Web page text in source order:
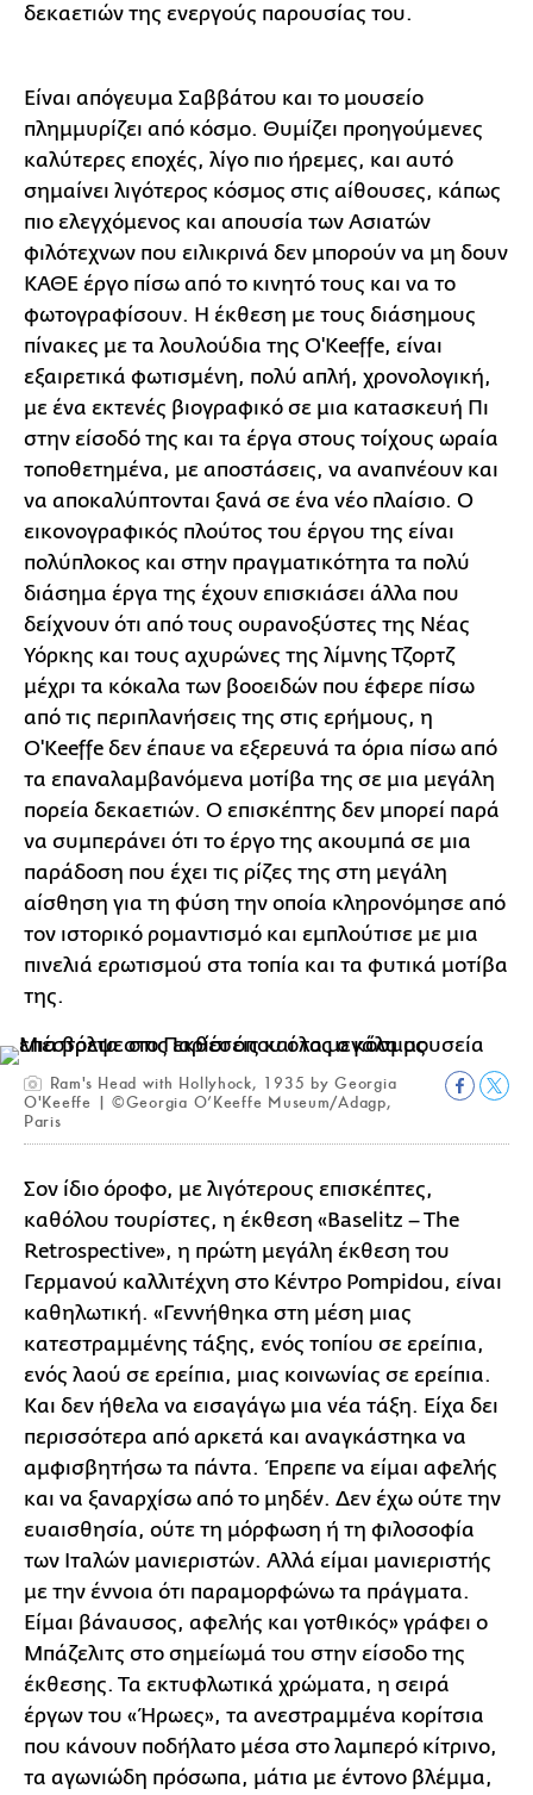
δεκαετιών της ενεργούς παρουσίας του.
Είναι απόγευμα Σαββάτου και το μουσείο
πλημμυρίζει από κόσμο. Θυμίζει προηγούμενες
καλύτερες εποχές, λίγο πιο ήρεμες, και αυτό
σημαίνει λιγότερος κόσμος στις αίθουσες, κάπως
πιο ελεγχόμενος και απουσία των Ασιατών
φιλότεχνων που ειλικρινά δεν μπορούν να μη δουν
ΚΑΘΕ έργο πίσω από το κινητό τους και να το
φωτογραφίσουν. Η έκθεση με τους διάσημους
πίνακες με τα λουλούδια της O'Keeffe, είναι
εξαιρετικά φωτισμένη, πολύ απλή, χρονολογική,
με ένα εκτενές βιογραφικό σε μια κατασκευή Πι
στην είσοδό της και τα έργα στους τοίχους ωραία
τοποθετημένα, με αποστάσεις, να αναπνέουν και
να αποκαλύπτονται ξανά σε ένα νέο πλαίσιο. Ο
εικονογραφικός πλούτος του έργου της είναι
πολύπλοκος και στην πραγματικότητα τα πολύ
διάσημα έργα της έχουν επισκιάσει άλλα που
δείχνουν ότι από τους ουρανοξύστες της Νέας
Υόρκης και τους αχυρώνες της λίμνης Τζορτζ
μέχρι τα κόκαλα των βοοειδών που έφερε πίσω
από τις περιπλανήσεις της στις ερήμους, η
O'Keeffe δεν έπαυε να εξερευνά τα όρια πίσω από
τα επαναλαμβανόμενα μοτίβα της σε μια μεγάλη
πορεία δεκαετιών. Ο επισκέπτης δεν μπορεί παρά
να συμπεράνει ότι το έργο της ακουμπά σε μια
παράδοση που έχει τις ρίζες της στη μεγάλη
αίσθηση για τη φύση την οποία κληρονόμησε από
τον ιστορικό ρομαντισμό και εμπλούτισε με μια
πινελιά ερωτισμού στα τοπία και τα φυτικά μοτίβα
της.
Ram's Head with Hollyhock, 1935 by Georgia
O'Keeffe | ©Georgia O’Keeffe Museum/Adagp,
Paris
Σον ίδιο όροφο, με λιγότερους επισκέπτες,
καθόλου τουρίστες, η έκθεση «Baselitz – The
Retrospective», η πρώτη μεγάλη έκθεση του
Γερμανού καλλιτέχνη στο Κέντρο Pompidou, είναι
καθηλωτική. «Γεννήθηκα στη μέση μιας
κατεστραμμένης τάξης, ενός τοπίου σε ερείπια,
ενός λαού σε ερείπια, μιας κοινωνίας σε ερείπια.
Και δεν ήθελα να εισαγάγω μια νέα τάξη. Είχα δει
περισσότερα από αρκετά και αναγκάστηκα να
αμφισβητήσω τα πάντα. Έπρεπε να είμαι αφελής
και να ξαναρχίσω από το μηδέν. Δεν έχω ούτε την
ευαισθησία, ούτε τη μόρφωση ή τη φιλοσοφία
των Ιταλών μανιεριστών. Αλλά είμαι μανιεριστής
με την έννοια ότι παραμορφώνω τα πράγματα.
Είμαι βάναυσος, αφελής και γοτθικός» γράφει ο
Μπάζελιτς στο σημείωμά του στην είσοδο της
έκθεσης. Τα εκτυφλωτικά χρώματα, η σειρά
έργων του «Ήρωες», τα ανεστραμμένα κορίτσια
που κάνουν ποδήλατο μέσα στο λαμπερό κίτρινο,
τα αγωνιώδη πρόσωπα, μάτια με έντονο βλέμμα,